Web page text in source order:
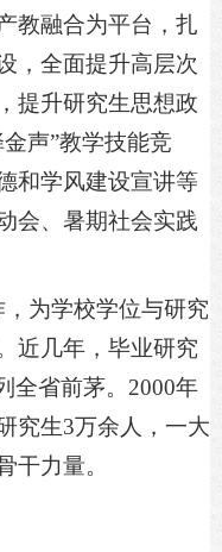
教融合为平台，扎
，全面提升高层次
提升研究生思想政
声”教学技能竞
和学风建设宣讲等
会、暑期社会实践
为学校学位与研究
近几年，毕业研究
全省前茅。2000年
究生3万余人，一大
干力量。